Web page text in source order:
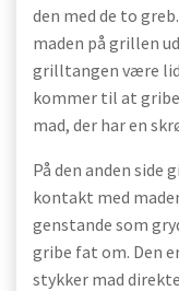
den med de to
maden på grillen
grilltangen være
kommer til at
mad, der har en
På den anden side
kontakt med
genstande som
gribe fat om. Den
stykker mad